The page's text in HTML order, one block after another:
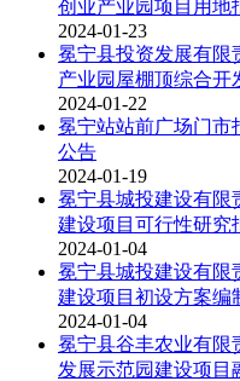
创业产业园项目用地
2024-01-23
冕宁县投资发展有限
产业园屋棚顶综合开
2024-01-22
冕宁站站前广场门市
公告
2024-01-19
冕宁县城投建设有限
建设项目可行性研究
2024-01-04
冕宁县城投建设有限
建设项目初设方案编
2024-01-04
冕宁县谷丰农业有限
发展示范园建设项目